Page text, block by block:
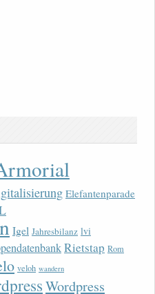
Elefantenparade
Igel Jahresbilanz lvi
Rietstap Rom
veloh wandern
Wordpress